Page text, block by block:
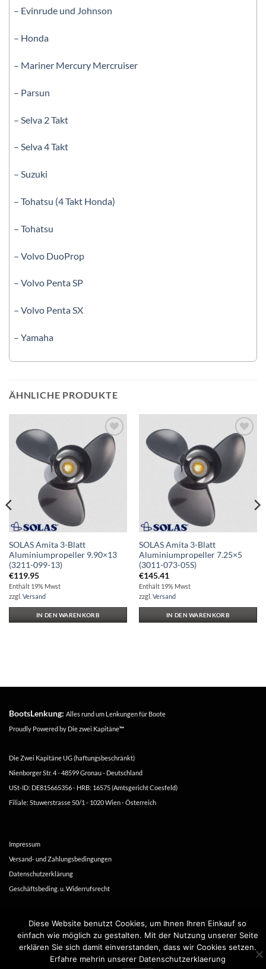
– Evinrude und Johnson
– Honda
– Mariner Mercury Mercruiser
– Parsun
– Selva 2 Takt
– Selva 4 Takt
– Suzuki
– Tohatsu (4 Takt Honda)
– Tohatsu
– Volvo DuoProp
– Volvo Penta SP
– Volvo Penta SX
– Yamaha
ÄHNLICHE PRODUKTE
Auf die
Wunschliste
SOLAS Amita 3-Blatt
Aluminiumpropeller 9.90×13
(3211-099-13)
€119.95
Enthält 19% Mwst
zzgl. Versand
IN DEN WARENKORB
Auf die
Wunschliste
SOLAS Amita 3-Blatt
Aluminiumpropeller 7.25×5
(3011-073-05S)
€145.41
Enthält 19% Mwst
zzgl. Versand
IN DEN WARENKORB
BootsLenkung: Alles rund um Lenkungen für Boote
Proudly Powered by Die zwei Kapitäne™
Die Zwei Kapitäne UG (haftungsbeschränkt)
Nienborger Str. 4 - 48599 Gronau - Deutschland
USt-ID: DE815665356 - HRB: 16575 (Amtsgericht Coesfeld)
Filiale: Stuwerstrasse 50/1 - 1020 Wien - Österreich
Impressum
Versand- und Zahlungsbedingungen
Datenschutzerklärung
Geschäftsbeding. u. Widerrufsrecht
Copyright 2016-2026 © Die zwei Kapitäne
Diese Website benutzt Cookies, um Ihnen Ihren Einkauf so
einfach wie möglich zu gestalten. Mit der Nutzung unserer Seite
erklären Sie sich damit einverstanden, dass wir Cookies setzen.
Erfahre mehrin unserer Datenschutzerklaerung